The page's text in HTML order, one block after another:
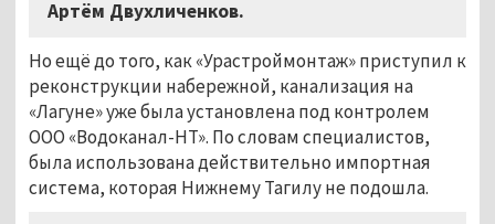
Артём Двухличенков.
Но ещё до того, как «Урастроймонтаж» приступил к
реконструкции набережной, канализация на
«Лагуне» уже была установлена под контролем
ООО «Водоканал-НТ». По словам специалистов,
была использована действительно импортная
система, которая Нижнему Тагилу не подошла.